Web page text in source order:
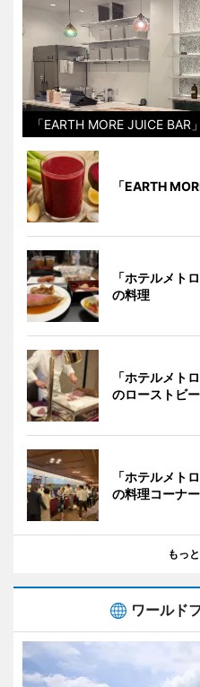
「EARTH MORE JUICE BAR
「EARTH
「ホテルメト
の料理
「ホテルメト
のローストビ
「ホテルメト
の料理コーナー
もっ
ワールド